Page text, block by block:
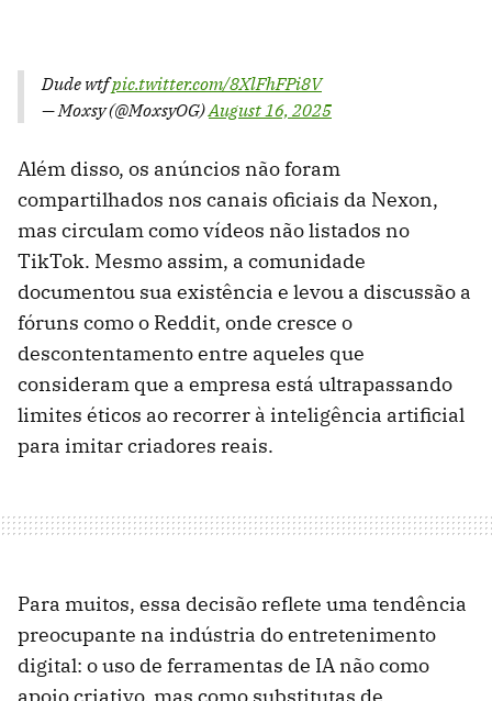
Dude wtfpic.twitter.com/8XlFhFPi8V
— Moxsy (@MoxsyOG)August 16, 2025
Além disso, os anúncios não foram
compartilhados nos canais oficiais da Nexon,
mas circulam como vídeos não listados no
TikTok. Mesmo assim, a comunidade
documentou sua existência e levou a discussão a
fóruns como o Reddit, onde cresce o
descontentamento entre aqueles que
consideram que a empresa está ultrapassando
limites éticos ao recorrer à inteligência artificial
para imitar criadores reais.
Para muitos, essa decisão reflete uma tendência
preocupante na indústria do entretenimento
digital: o uso de ferramentas de IA não como